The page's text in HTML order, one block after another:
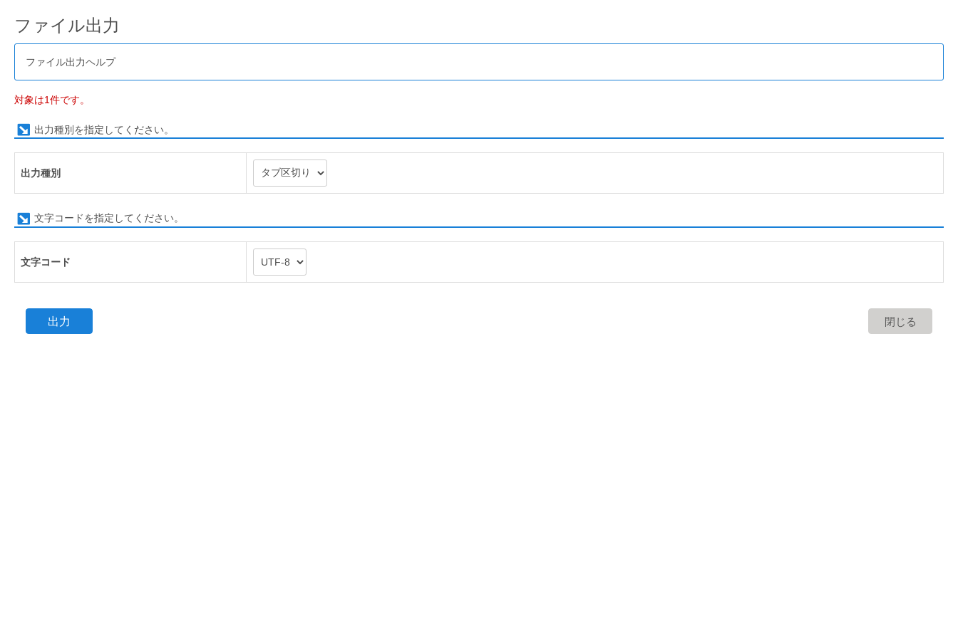
ファイル出力
ファイル出力ヘルプ
対象は1件です。
出力種別を指定してください。
出力種別
文字コードを指定してください。
文字コード